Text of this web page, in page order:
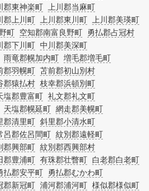
郡東神楽町 上川郡当麻町
郡上川町 上川郡東川町 上川郡美瑛町
町 空知郡南富良野町 勇払郡占冠村
郡下川町 中川郡美深町
雨竜郡幌加内町 増毛郡増毛町
郡羽幌町 苫前郡初山別村
郡猿払村 枝幸郡浜頓別町
塩郡豊富町 礼文郡礼文町
天塩郡幌延町 網走郡美幌町
郡清里町 斜里郡小清水町
呂郡佐呂間町 紋別郡遠軽町
郡興部町 紋別郡西興部村
郡豊浦町 有珠郡壮瞥町 白老郡白老町
払郡安平町 勇払郡むかわ町
郡新冠町 浦河郡浦河町 様似郡様似町